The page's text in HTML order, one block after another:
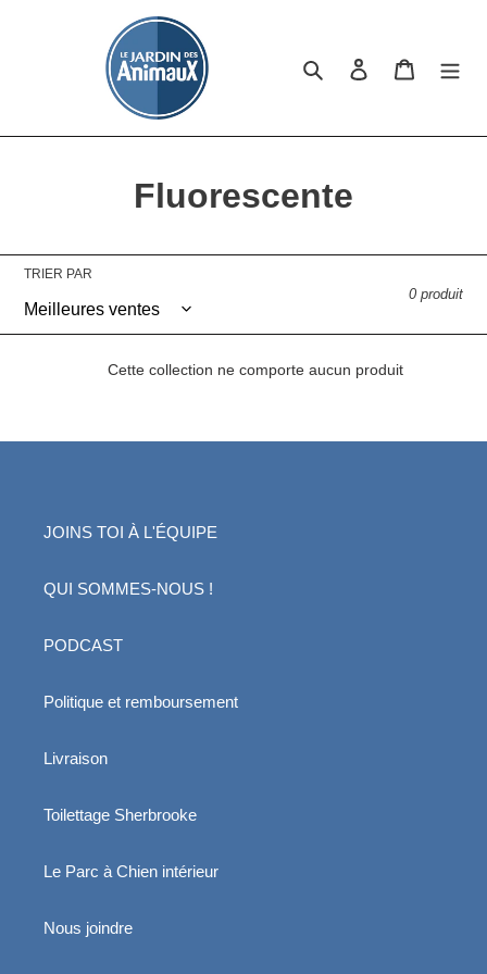
RechercherSe connecter
Panier
C
l
e
t
o
:
Fluorescente
TRIER PAR
0 produit
Cette collection ne comporte aucun produit
JOINS TOI À L'ÉQUIPE
QUI SOMMES-NOUS !
PODCAST
Politique et remboursement
Livraison
Toilettage Sherbrooke
Le Parc à Chien intérieur
Nous joindre